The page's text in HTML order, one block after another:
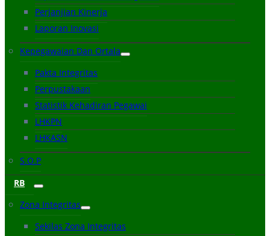
Perjanjian Kinerja
Laporan Inovasi
Kepegawaian Dan Ortala
Pakta Integritas
Perpustakaan
Statistik Kehadiran Pegawai
LHKPN
LHKASN
S.O.P
RB
Zona Integritas
Sekilas Zona Integritas